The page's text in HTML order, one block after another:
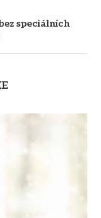
speciálních